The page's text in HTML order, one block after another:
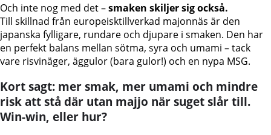
Och inte nog med det –smaken skiljer sig också.
Till skillnad från europeisktillverkad majonnäs är den
japanska fylligare, rundare och djupare i smaken. Den har
en perfekt balans mellan sötma, syra och umami – tack
vare risvinäger, äggulor (bara gulor!) och en nypa MSG.
Kort sagt: mer smak, mer umami och mindre
risk att stå där utan majjo när suget slår till.
Win-win, eller hur?